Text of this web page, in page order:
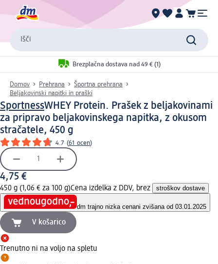
Išči
Brezplačna dostava nad 49 € (1)
Domov Prehrana
Športna prehrana
Beljakovinski napitki in praški
SportnessWHEY Protein. Prašek z beljakovinami
za pripravo beljakovinskega napitka, z okusom
stračatele, 450 g
4.7 (61 ocen)
4,75 €
450 g (1,06 € za 100 g)Cena izdelka z DDV, brez stroškov dostave
dm trajno nizka cenani zvišana od 03.01.2025
V košarico
Trenutno ni na voljo na spletu